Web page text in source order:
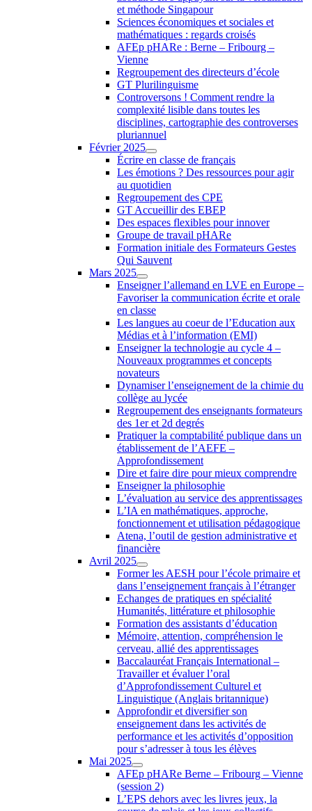
et méthode Singapour
Sciences économiques et sociales et
mathématiques : regards croisés
AFEp pHARe : Berne – Fribourg –
Vienne
Regroupement des directeurs d’école
GT Plurilinguisme
Controversons ! Comment rendre la
complexité lisible dans toutes les
disciplines, cartographie des controverses
pluriannuel
Février 2025
Écrire en classe de français
Les émotions ? Des ressources pour agir
au quotidien
Regroupement des CPE
GT Accueillir des EBEP
Des espaces flexibles pour innover
Groupe de travail pHARe
Formation initiale des Formateurs Gestes
Qui Sauvent
Mars 2025
Enseigner l’allemand en LVE en Europe –
Favoriser la communication écrite et orale
en classe
Les langues au coeur de l’Education aux
Médias et à l’information (EMI)
Enseigner la technologie au cycle 4 –
Nouveaux programmes et concepts
novateurs
Dynamiser l’enseignement de la chimie du
collège au lycée
Regroupement des enseignants formateurs
des 1er et 2d degrés
Pratiquer la comptabilité publique dans un
établissement de l’AEFE –
Approfondissement
Dire et faire dire pour mieux comprendre
Enseigner la philosophie
L’évaluation au service des apprentissages
L’IA en mathématiques, approche,
fonctionnement et utilisation pédagogique
Atena, l’outil de gestion administrative et
financière
Avril 2025
Former les AESH pour l’école primaire et
dans l’enseignement français à l’étranger
Echanges de pratiques en spécialité
Humanités, littérature et philosophie
Formation des assistants d’éducation
Mémoire, attention, compréhension le
cerveau, allié des apprentissages
Baccalauréat Français International –
Travailler et évaluer l’oral
d’Approfondissement Culturel et
Linguistique (Anglais britannique)
Approfondir et diversifier son
enseignement dans les activités de
performance et les activités d’opposition
pour s’adresser à tous les élèves
Mai 2025
AFEp pHARe Berne – Fribourg – Vienne
(session 2)
L’EPS dehors avec les livres jeux, la